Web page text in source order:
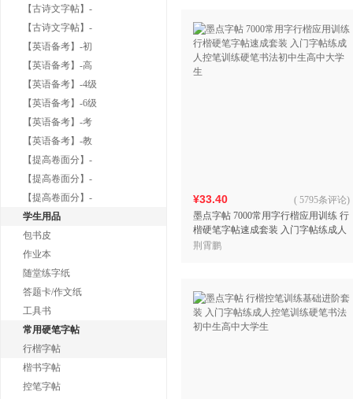
【古诗文字帖】-
【古诗文字帖】-
【英语备考】-初
【英语备考】-高
【英语备考】-4级
【英语备考】-6级
【英语备考】-考
【英语备考】-教
【提高卷面分】-
【提高卷面分】-
【提高卷面分】-
学生用品
包书皮
作业本
随堂练字纸
答题卡/作文纸
工具书
常用硬笔字帖
行楷字帖
楷书字帖
控笔字帖
¥33.40
墨点字帖 7000常用字行楷应用训练 行
楷硬笔字帖速成套装 入门字帖练成人
控笔训练硬笔书法初中生高中大学生
( 5795条评论)
荆霄鹏